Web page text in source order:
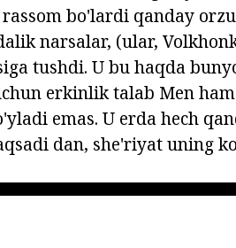
bo'lardi qanday
narsalar, (ular,
tushdi. U bu haqda
erkinlik talab Men
emas. U erda hech
dan, she'riyat uning